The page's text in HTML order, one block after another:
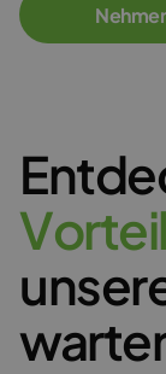
Vorteil